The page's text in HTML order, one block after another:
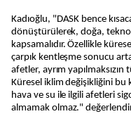
Kadıoğlu, "DASK bence
dönüştürülerek, doğa,
kapsamalıdır. Özellikle
çarpık kentleşme sonucu
afetler, ayrım yapılmaksızın
Küresel iklim değişikliğini
hava ve su ile ilgili afetleri
almamak olmaz."